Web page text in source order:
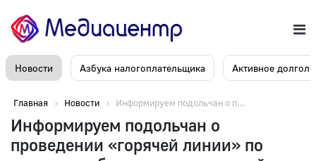
Новости Азбука налогоплательщика Активное
Главная Новости Информируем подольчан о п...
Информируем подольчан о
проведении «горячей линии» по